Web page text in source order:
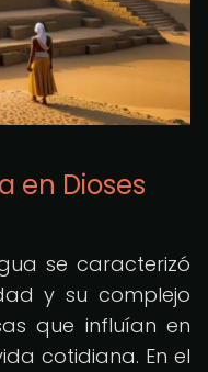
en Dioses
se caracterizó
y su complejo
que influían en
cotidiana. En el